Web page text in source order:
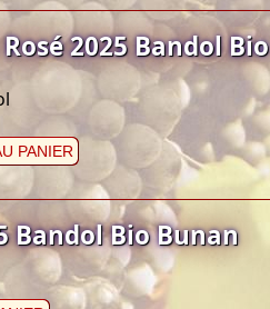
2025 Bandol Bio
PANIER
Bandol Bio Bunan